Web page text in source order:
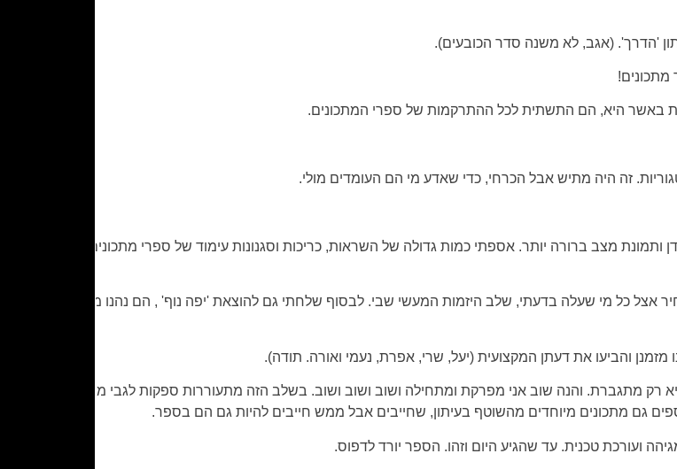
מתכונים!
באשר היא, הם התשתית לכל ההתרקמות של ספרי המתכונים.
זה היה מתיש אבל הכרחי, כדי שאדע מי הם העומדים מולי.
מצב ברורה יותר. אספתי כמות גדולה של השראות, כריכות וסגנונות עימוד של ספרי מתכונים שהחלו
אצל כל מי שעלה בדעתי, שלב היזמות המעשי שבי. לבסוף שלחתי גם להוצאת 'יפה נוף' , הם נהנו מהקונספט של
והביעו את דעתן המקצועית (יעל, שרי, אפרת, נעמי ואורה. תודה).
מתגברת. והנה שוב אני מפרקת ומתחילה ושוב ושוב ושוב. בשלב הזה מתעוררות ספקות לגבי מספר מתכונים –
גם מתכונים מיוחדים מהשוטף בעיתון, שחייבים אבל ממש חייבים להיות גם הם בספר.
ועורכת טכנית. עד שהגיע היום וזהו. הספר יורד לדפוס.